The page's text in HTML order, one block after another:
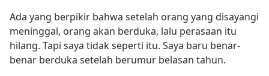
Ada yang berpikir bahwa setelah orang yang disayangi
meninggal, orang akan berduka, lalu perasaan itu
hilang. Tapi saya tidak seperti itu. Saya baru benar-
benar berduka setelah berumur belasan tahun.